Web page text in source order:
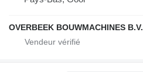
OVERBEEK BOUWMACHINES B.V.